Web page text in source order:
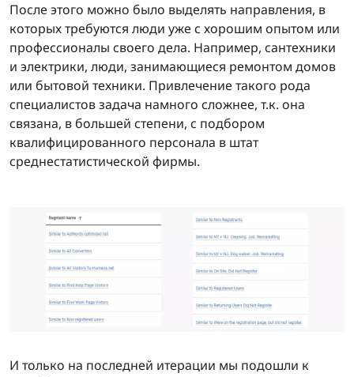
После этого можно было выделять направления, в
которых требуются люди уже с хорошим опытом или
профессионалы своего дела. Например, сантехники
и электрики, люди, занимающиеся ремонтом домов
или бытовой техники. Привлечение такого рода
специалистов задача намного сложнее, т.к. она
связана, в большей степени, с подбором
квалифицированного персонала в штат
среднестатистической фирмы.
И только на последней итерации мы подошли к